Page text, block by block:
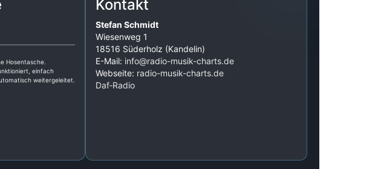
Hosentasche.
einfach
weitergeleitet.
Kontakt
Stefan Schmidt
Wiesenweg 1
18516 Süderholz (Kandelin)
E-Mail: info@radio-musik-charts.de
Webseite: radio-musik-charts.de
Daf‑Radio